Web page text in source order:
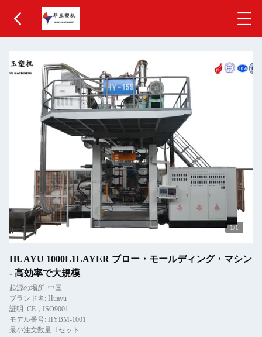
1/1
HUAYU 1000L1LAYER ブロー・モールディング・マシン
- 高効率で大規模
起源の場所: 中国
ブランド名: Huayu
証明: CE，ISO9001
モデル番号: HYBM-1001
最小注文数量: 1セット